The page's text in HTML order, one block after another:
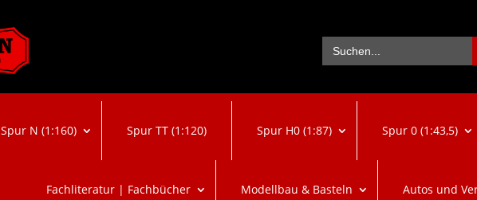
Search
for:
Spur N (1:160) Spur TT (1:120) Spur H0 (1:87) Spur 0 (1:43,5)
Fachliteratur | Fachbücher Modellbau & Basteln Autos und